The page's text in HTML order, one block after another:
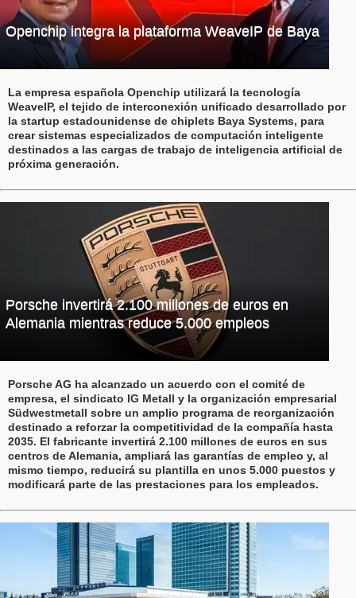
Openchip integra la plataforma WeaveIP de Baya
La empresa española Openchip utilizará la tecnología
WeaveIP, el tejido de interconexión unificado desarrollado por
la startup estadounidense de chiplets Baya Systems, para
crear sistemas especializados de computación inteligente
destinados a las cargas de trabajo de inteligencia artificial de
próxima generación.
Porsche invertirá 2.100 millones de euros en
Alemania mientras reduce 5.000 empleos
Porsche AG ha alcanzado un acuerdo con el comité de
empresa, el sindicato IG Metall y la organización empresarial
Südwestmetall sobre un amplio programa de reorganización
destinado a reforzar la competitividad de la compañía hasta
2035. El fabricante invertirá 2.100 millones de euros en sus
centros de Alemania, ampliará las garantías de empleo y, al
mismo tiempo, reducirá su plantilla en unos 5.000 puestos y
modificará parte de las prestaciones para los empleados.